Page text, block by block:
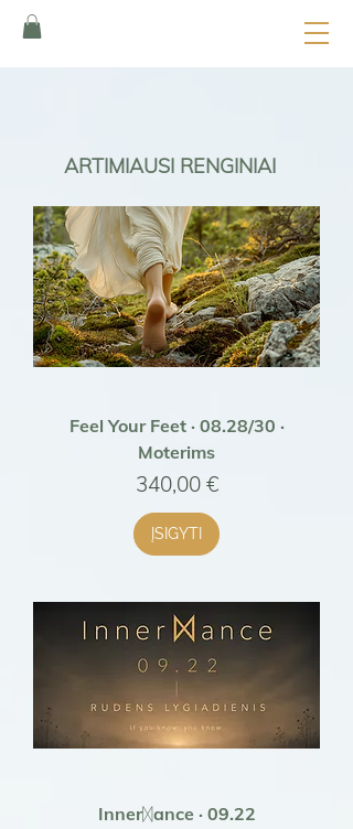
Feel Your Feet · 08.28/30 ·
Moterims
Kaina
340,00 €
ĮSIGYTI
Innerᛞance · 09.22
ARTIMIAUSI RENGINIAI